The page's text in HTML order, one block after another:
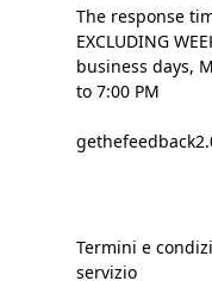
The response
EXCLUDING
business days,
to 7:00 PM
Termini e
servizio